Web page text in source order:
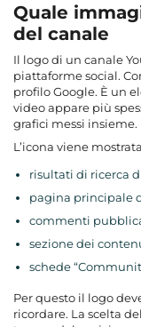
Quale
del canale
Il logo di un canale
piattaforme social.
profilo Google. È un
video appare più
grafici messi insieme.
L’icona viene
risultati di ricerca
pagina principale
commenti
sezione dei
schede
Per questo il logo
ricordare. La scelta